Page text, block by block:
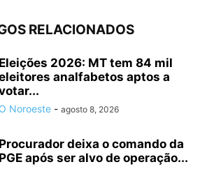
RELACIONADOS
Eleições 2026: MT tem 84 mil
analfabetos aptos a
O Noroeste - agosto 8, 2026
Procurador deixa o comando da
PGE após ser alvo de operação...